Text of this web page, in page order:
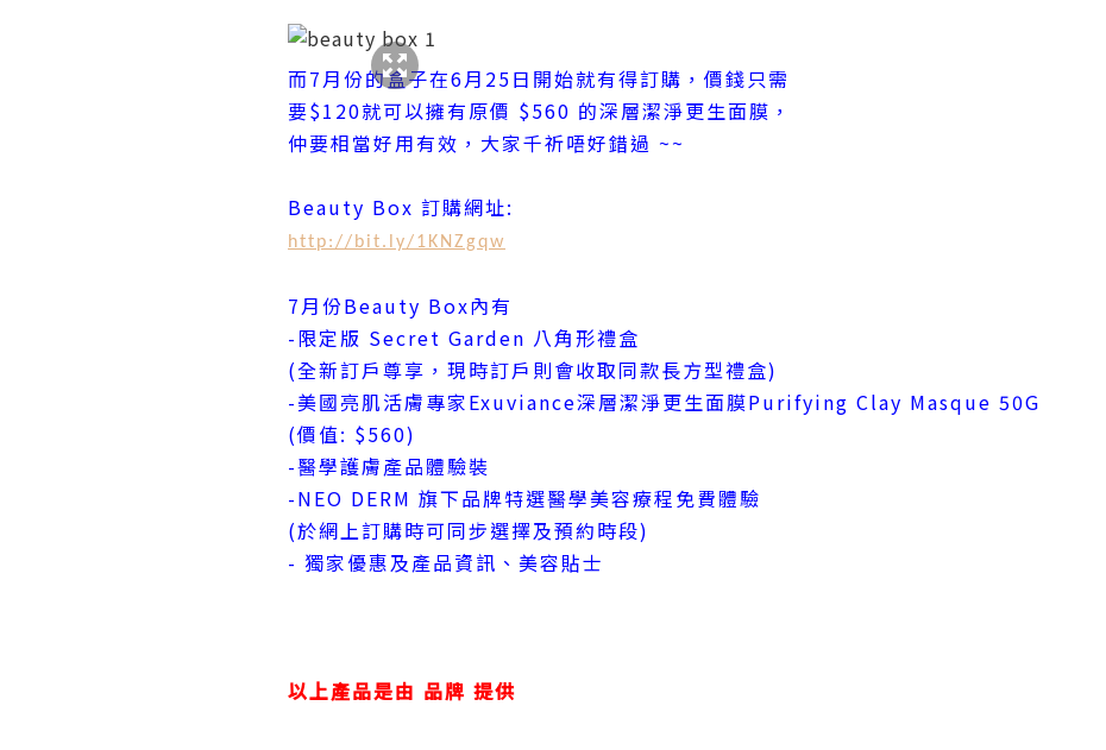
而7月份的盒子在6月25日開始就有得訂購，價錢只需
要$120就可以擁有原價 $560 的深層潔淨更生面膜，
仲要相當好用有效，大家千祈唔好錯過 ~~
Beauty Box 訂購網址:
http://bit.ly/1KNZgqw
7月份Beauty Box內有
-限定版 Secret Garden 八角形禮盒
(全新訂戶尊享，現時訂戶則會收取同款長方型禮盒)
-美國亮肌活膚專家Exuviance深層潔淨更生面膜Purifying Clay Masque 50G
(價值: $560)
-醫學護膚產品體驗裝
-NEO DERM 旗下品牌特選醫學美容療程免費體驗
(於網上訂購時可同步選擇及預約時段)
- 獨家優惠及產品資訊、美容貼士
以上產品是由 品牌 提供